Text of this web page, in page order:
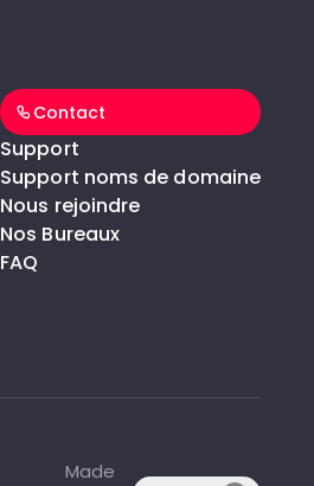
Contact
Support
Support noms de domaine
Nous rejoindre
Nos Bureaux
FAQ
Made